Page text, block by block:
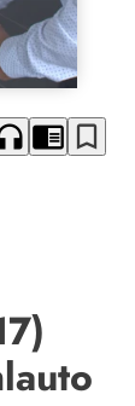
chrome_reader_mode bookmark_border